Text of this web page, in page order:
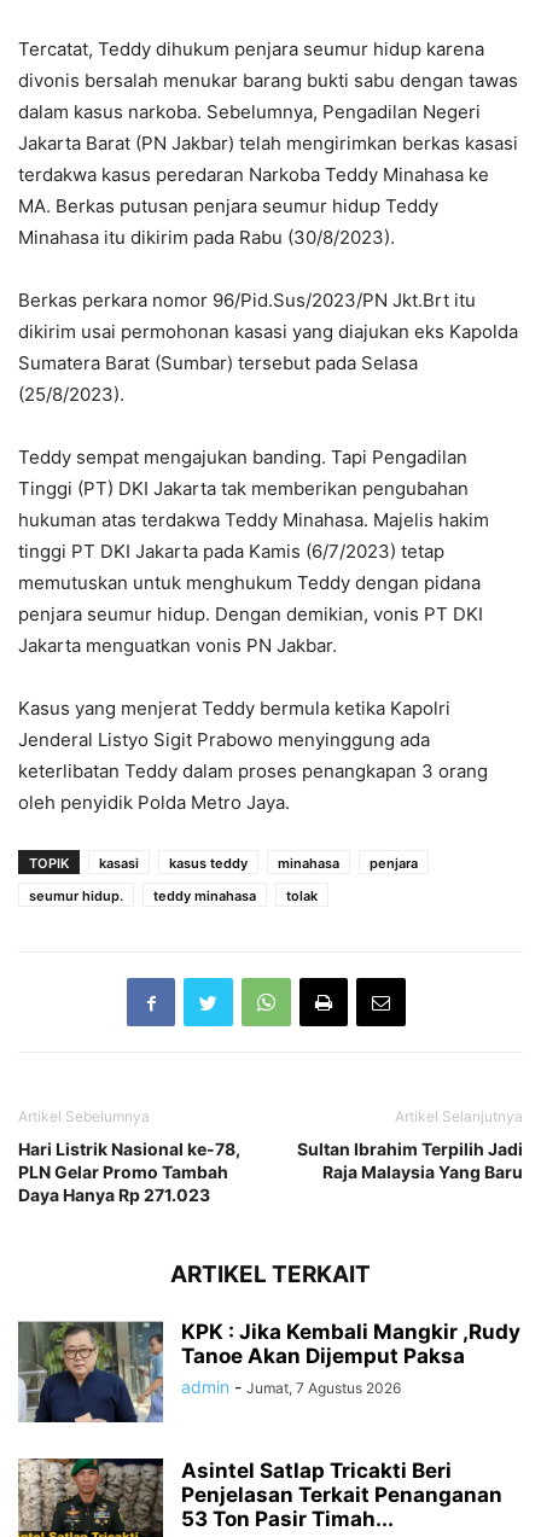
Tercatat, Teddy dihukum penjara seumur hidup karena
divonis bersalah menukar barang bukti sabu dengan tawas
dalam kasus narkoba. Sebelumnya, Pengadilan Negeri
Jakarta Barat (PN Jakbar) telah mengirimkan berkas kasasi
terdakwa kasus peredaran Narkoba Teddy Minahasa ke
MA. Berkas putusan penjara seumur hidup Teddy
Minahasa itu dikirim pada Rabu (30/8/2023).
Berkas perkara nomor 96/Pid.Sus/2023/PN Jkt.Brt itu
dikirim usai permohonan kasasi yang diajukan eks Kapolda
Sumatera Barat (Sumbar) tersebut pada Selasa
(25/8/2023).
Teddy sempat mengajukan banding. Tapi Pengadilan
Tinggi (PT) DKI Jakarta tak memberikan pengubahan
hukuman atas terdakwa Teddy Minahasa. Majelis hakim
tinggi PT DKI Jakarta pada Kamis (6/7/2023) tetap
memutuskan untuk menghukum Teddy dengan pidana
penjara seumur hidup. Dengan demikian, vonis PT DKI
Jakarta menguatkan vonis PN Jakbar.
Kasus yang menjerat Teddy bermula ketika Kapolri
Jenderal Listyo Sigit Prabowo menyinggung ada
keterlibatan Teddy dalam proses penangkapan 3 orang
oleh penyidik Polda Metro Jaya.
TOPIK kasasi kasus teddy minahasa
penjara
seumur hidup.
teddy minahasa tolak
Artikel Sebelumnya
Hari Listrik Nasional ke-78,
PLN Gelar Promo Tambah
Daya Hanya Rp 271.023
Artikel Selanjutnya
Sultan Ibrahim Terpilih Jadi
Raja Malaysia Yang Baru
ARTIKEL TERKAIT
KPK : Jika Kembali Mangkir ,Rudy
Tanoe Akan Dijemput Paksa
admin - Jumat, 7 Agustus 2026
Asintel Satlap Tricakti Beri
Penjelasan Terkait Penanganan
53 Ton Pasir Timah...